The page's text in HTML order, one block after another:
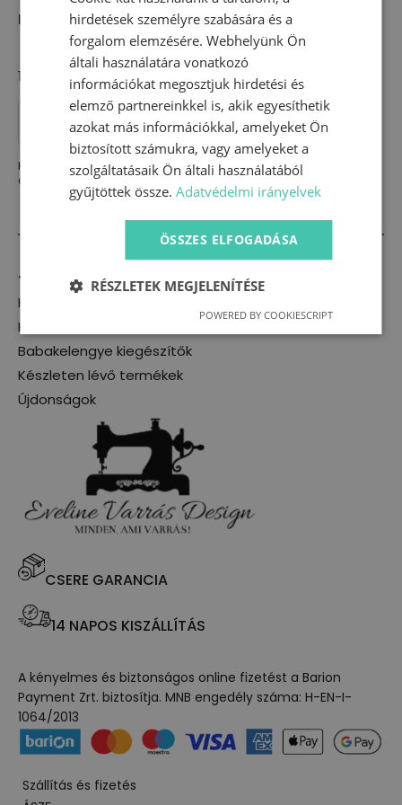
2990 Ft.
2400 Ft.
Méret:
52-53 cm-es fejkörméret
1 készleten (utánrendelhető)
Repülős
53cm)
mennyiség
KOSÁRBA TESZEM
Kategória:Sapka,sál
Címke:
sapka
Termékkategóriák
Kislány
Kisfiú
Babakelengye kiegészítők
Készleten lévő termékek
Újdonságok
CSERE GARANCIA
14 NAPOS KISZÁLLÍTÁS
A kényelmes és biztonságos online fizetést a Barion
Payment Zrt. biztosítja. MNB engedély száma: H-EN-I-
1064/2013
Szállítás és fizetés
hirdetések személyre szabására és a
forgalom elemzésére. Webhelyünk Ön
általi használatára vonatkozó
információkat megosztjuk hirdetési és
elemző partnereinkkel is, akik egyesíthetik
azokat más információkkal, amelyeket Ön
biztosított számukra, vagy amelyeket a
szolgáltatásaik Ön általi használatából
gyűjtöttek össze.Adatvédelmi irányelvek
ÖSSZES ELFOGADÁSA
RÉSZLETEK MEGJELENÍTÉSE
POWERED BY COOKIESCRIPT